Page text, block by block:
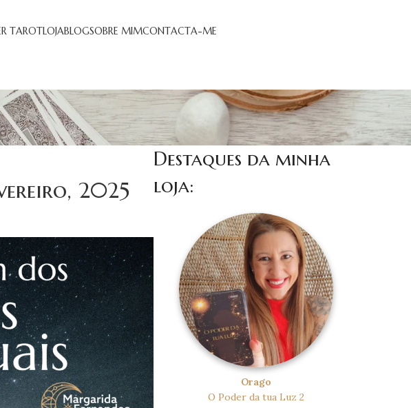
TAROTLOJABLOGSOBRE MIMCONTACTA-ME
2025
Destaques da minha
loja:
Orago
O Poder da tua Luz 2